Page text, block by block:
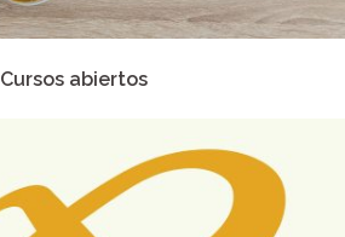
Cursos abiertos